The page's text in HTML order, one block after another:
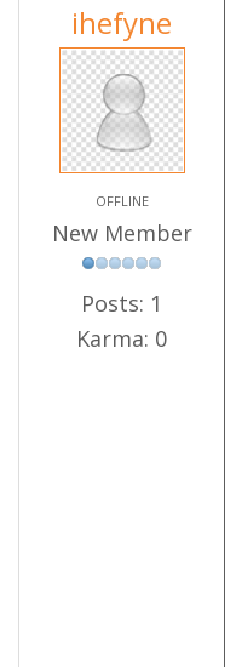
ihefyne
OFFLINE
New Member
Posts: 1
Karma: 0